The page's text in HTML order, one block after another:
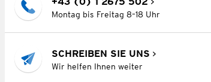
Montag bis Freitag 8–18 Uhr
SCHREIBEN SIE UNS
Wir helfen Ihnen weiter